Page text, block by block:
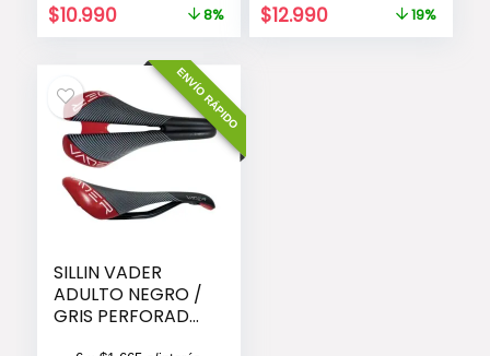
El
precio
$11.990.
$10.990El
precio
actual
$10.990.
8%
El
precio
$12.990El
19%
ENVÍO RÁPIDO
SILLIN VADER
ADULTO NEGRO /
GRIS PERFORADO